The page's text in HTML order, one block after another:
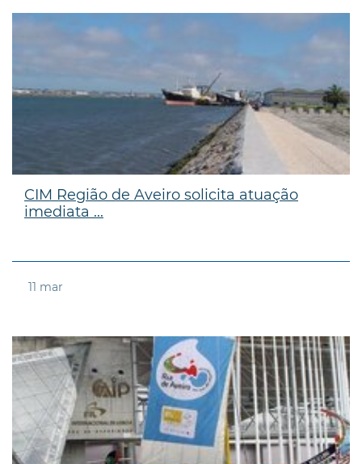
CIM Região de Aveiro solicita atuação
imediata ...
11 mar